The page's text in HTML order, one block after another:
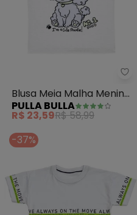
- Blusa Juvenil em
Blusa Meia Malha Menina
(Branco)
PULLA BULLA
R$ 23,59R$ 58,99
-37%